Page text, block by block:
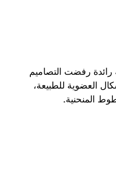
رائدة رفضت التصاميم
العضوية للطبيعة،
المنحنية.